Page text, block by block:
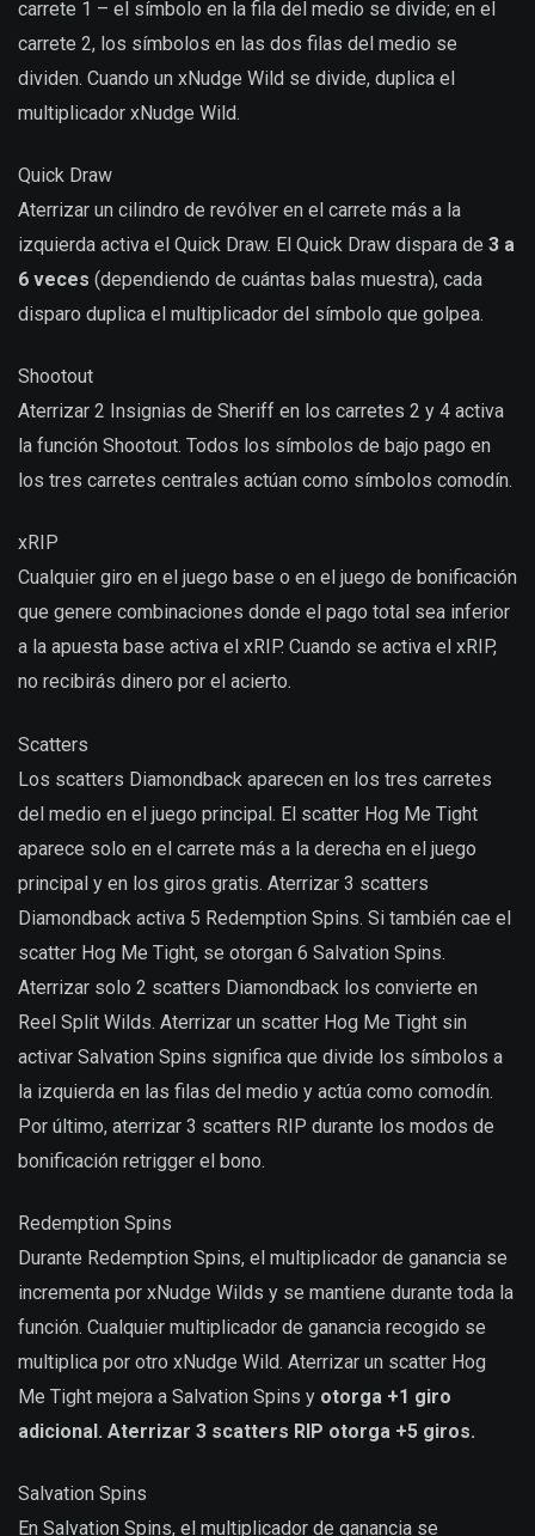
carrete 1 – el símbolo en la fila del medio se divide; en el
carrete 2, los símbolos en las dos filas del medio se
dividen. Cuando un xNudge Wild se divide, duplica el
multiplicador xNudge Wild.
Quick Draw
Aterrizar un cilindro de revólver en el carrete más a la
izquierda activa el Quick Draw. El Quick Draw dispara de 3 a
6 veces (dependiendo de cuántas balas muestra), cada
disparo duplica el multiplicador del símbolo que golpea.
Shootout
Aterrizar 2 Insignias de Sheriff en los carretes 2 y 4 activa
la función Shootout. Todos los símbolos de bajo pago en
los tres carretes centrales actúan como símbolos comodín.
xRIP
Cualquier giro en el juego base o en el juego de bonificación
que genere combinaciones donde el pago total sea inferior
a la apuesta base activa el xRIP. Cuando se activa el xRIP,
no recibirás dinero por el acierto.
Scatters
Los scatters Diamondback aparecen en los tres carretes
del medio en el juego principal. El scatter Hog Me Tight
aparece solo en el carrete más a la derecha en el juego
principal y en los giros gratis. Aterrizar 3 scatters
Diamondback activa 5 Redemption Spins. Si también cae el
scatter Hog Me Tight, se otorgan 6 Salvation Spins.
Aterrizar solo 2 scatters Diamondback los convierte en
Reel Split Wilds. Aterrizar un scatter Hog Me Tight sin
activar Salvation Spins significa que divide los símbolos a
la izquierda en las filas del medio y actúa como comodín.
Por último, aterrizar 3 scatters RIP durante los modos de
bonificación retrigger el bono.
Redemption Spins
Durante Redemption Spins, el multiplicador de ganancia se
incrementa por xNudge Wilds y se mantiene durante toda la
función. Cualquier multiplicador de ganancia recogido se
multiplica por otro xNudge Wild. Aterrizar un scatter Hog
Me Tight mejora a Salvation Spins y otorga +1 giro
adicional. Aterrizar 3 scatters RIP otorga +5 giros.
Salvation Spins
En Salvation Spins, el multiplicador de ganancia se